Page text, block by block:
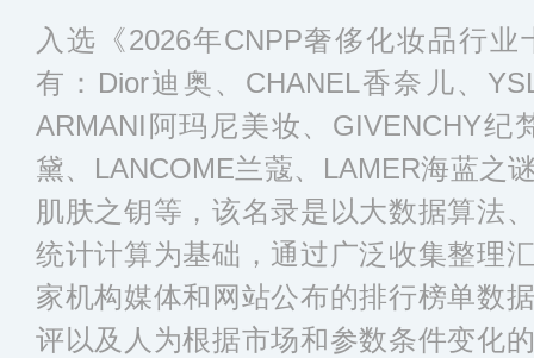
入选《2026年CNPP奢侈化妆品行
有：Dior迪奥、CHANEL香奈儿、
ARMANI阿玛尼美妆、GIVENCHY纪
黛、LANCOME兰蔻、LAMER海蓝之
肌肤之钥等，该名录是以大数据算法
统计计算为基础，通过广泛收集整理
家机构媒体和网站公布的排行榜单数
评以及人为根据市场和参数条件变化